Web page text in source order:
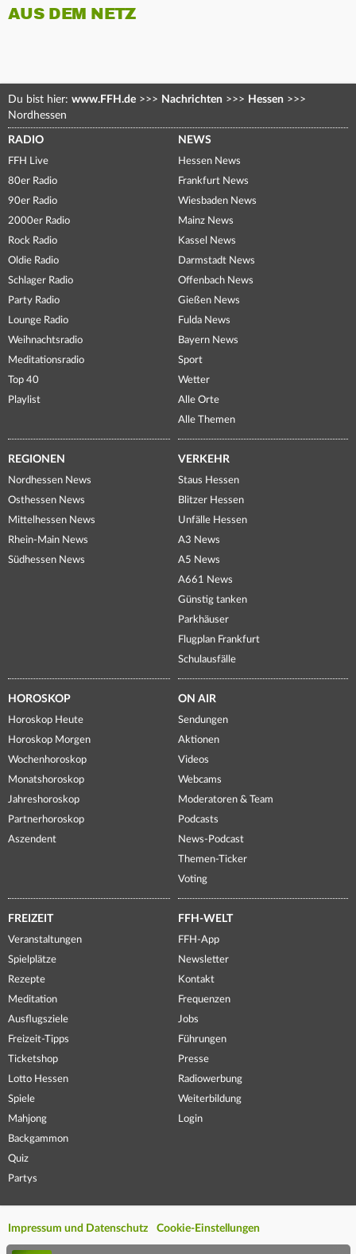
AUS DEM NETZ
Du bist hier: www.FFH.de >>> Nachrichten >>> Hessen >>>
Nordhessen
RADIO
FFH Live
80er Radio
90er Radio
2000er Radio
Rock Radio
Oldie Radio
Schlager Radio
Party Radio
Lounge Radio
Weihnachtsradio
Meditationsradio
Top 40
Playlist
NEWS
Hessen News
Frankfurt News
Wiesbaden News
Mainz News
Kassel News
Darmstadt News
Offenbach News
Gießen News
Fulda News
Bayern News
Sport
Wetter
Alle Orte
Alle Themen
REGIONEN
Nordhessen News
Osthessen News
Mittelhessen News
Rhein-Main News
Südhessen News
VERKEHR
Staus Hessen
Blitzer Hessen
Unfälle Hessen
A3 News
A5 News
A661 News
Günstig tanken
Parkhäuser
Flugplan Frankfurt
Schulausfälle
HOROSKOP
Horoskop Heute
Horoskop Morgen
Wochenhoroskop
Monatshoroskop
Jahreshoroskop
Partnerhoroskop
Aszendent
ON AIR
Sendungen
Aktionen
Videos
Webcams
Moderatoren & Team
Podcasts
News-Podcast
Themen-Ticker
Voting
FREIZEIT
Veranstaltungen
Spielplätze
Rezepte
Meditation
Ausflugsziele
Freizeit-Tipps
Ticketshop
Lotto Hessen
Spiele
Mahjong
Backgammon
Quiz
Partys
FFH-WELT
FFH-App
Newsletter
Kontakt
Frequenzen
Jobs
Führungen
Presse
Radiowerbung
Weiterbildung
Login
Impressum und Datenschutz Cookie-Einstellungen